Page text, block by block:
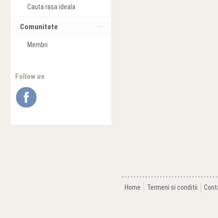
Cauta rasa ideala
Comunitate
Membri
Follow us
Home Termeni si conditii